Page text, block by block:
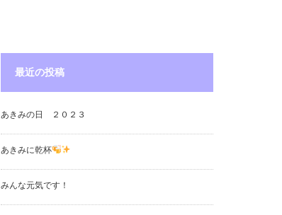
最近の投稿
あきみの日 ２０２３
あきみに乾杯
みんな元気です！